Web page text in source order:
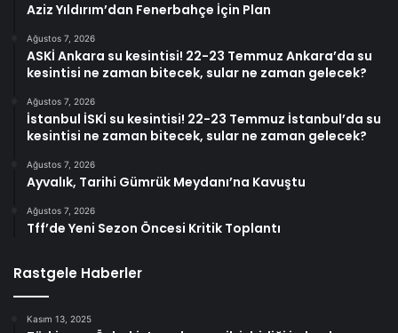
Aziz Yıldırım’dan Fenerbahçe İçin Plan
Ağustos 7, 2026
ASKİ Ankara su kesintisi! 22-23 Temmuz Ankara’da su
kesintisi ne zaman bitecek, sular ne zaman gelecek?
Ağustos 7, 2026
İstanbul İSKİ su kesintisi! 22-23 Temmuz İstanbul’da su
kesintisi ne zaman bitecek, sular ne zaman gelecek?
Ağustos 7, 2026
Ayvalık, Tarihi Gümrük Meydanı’na Kavuştu
Ağustos 7, 2026
Tff’de Yeni Sezon Öncesi Kritik Toplantı
Rastgele Haberler
Kasım 13, 2025